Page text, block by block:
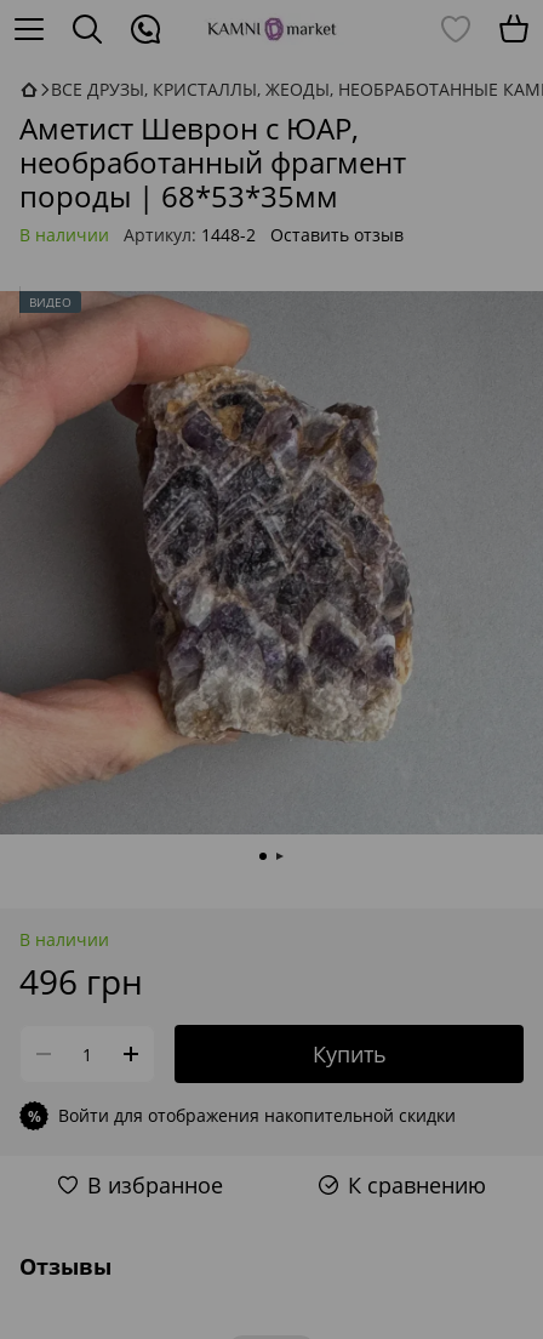
ВСЕ ДРУЗЫ, КРИСТАЛЛЫ, ЖЕОДЫ, НЕОБРАБОТАННЫЕ
Аметист Шеврон с ЮАР,
необработанный фрагмент
породы | 68*53*35мм
В наличии Артикул: 1448-2 Оставить отзыв
ВИДЕО
В наличии
496 грн
Купить
% Войти для отображения накопительной скидки
В избранное К сравнению
Отзывы